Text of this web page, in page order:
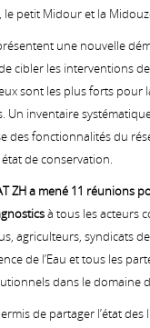
Gers
d’Athéna, chouette de
Cistude
2026
(2023-2027)
environnementaux
solutions simples et
: Aménagements
naturelles inondables
produits issus d'élevage
dans la prise en
?
humides du Gers
d'incidence Loi sur l'Eau
habitat
le petit Midour et la
une nouvelle
cibler les interventions
sont les plus forts pour
Un inventaire
des fonctionnalités du
de conservation.
ZH a mené 11 réunions
à tous les acteurs
agriculteurs, syndicats
de l’Eau et tous les
dans le domaine
de partager l’état des